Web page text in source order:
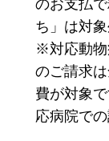
のお支払
ち」は対象
※対応動物
のご請求
費が対象
応病院で